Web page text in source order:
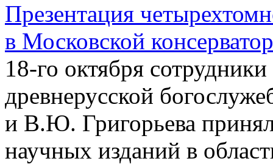
Презентация
в Московской
18-го октября
древнерусской
и В.Ю. Григорьева
научных изданий в